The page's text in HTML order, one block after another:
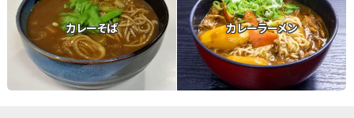
カレーそば カレーラーメン